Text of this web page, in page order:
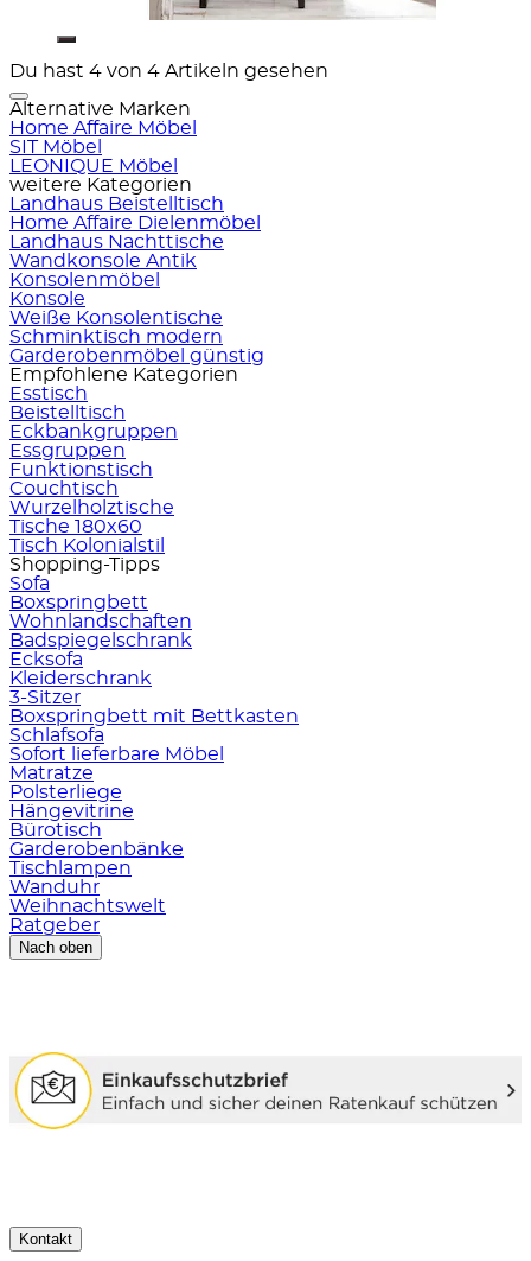
Du hast 4 von 4 Artikeln gesehen
Alternative Marken
Home Affaire Möbel
SIT Möbel
LEONIQUE Möbel
weitere Kategorien
Landhaus Beistelltisch
Home Affaire Dielenmöbel
Landhaus Nachttische
Wandkonsole Antik
Konsolenmöbel
Konsole
Weiße Konsolentische
Schminktisch modern
Garderobenmöbel günstig
Empfohlene Kategorien
Esstisch
Beistelltisch
Eckbankgruppen
Essgruppen
Funktionstisch
Couchtisch
Wurzelholztische
Tische 180x60
Tisch Kolonialstil
Shopping-Tipps
Sofa
Boxspringbett
Wohnlandschaften
Badspiegelschrank
Ecksofa
Kleiderschrank
3-Sitzer
Boxspringbett mit Bettkasten
Schlafsofa
Sofort lieferbare Möbel
Matratze
Polsterliege
Hängevitrine
Bürotisch
Garderobenbänke
Tischlampen
Wanduhr
Weihnachtswelt
Ratgeber
Nach oben
Kontakt